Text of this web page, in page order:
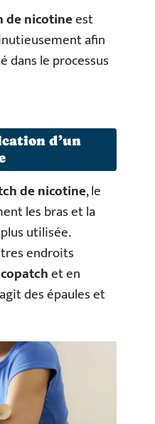
de nicotineest
afin
dans le processus
d’un
de nicotine, le
les bras et la
utilisée.
endroits
et en
des épaules et